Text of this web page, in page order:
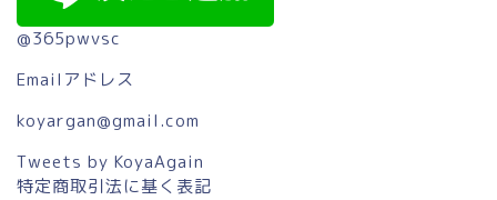
@365pwvsc
Emailアドレス
koyargan@gmail.com
Tweets by KoyaAgain
特定商取引法に基く表記